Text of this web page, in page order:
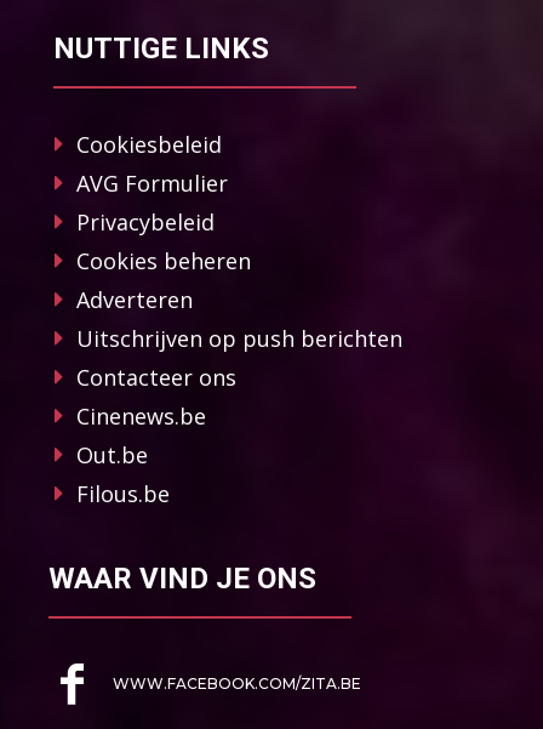
NUTTIGE LINKS
Cookiesbeleid
AVG Formulier
Privacybeleid
Cookies beheren
Adverteren
Uitschrijven op push berichten
Contacteer ons
Cinenews.be
Out.be
Filous.be
WAAR VIND JE ONS
WWW.FACEBOOK.COM/ZITA.BE